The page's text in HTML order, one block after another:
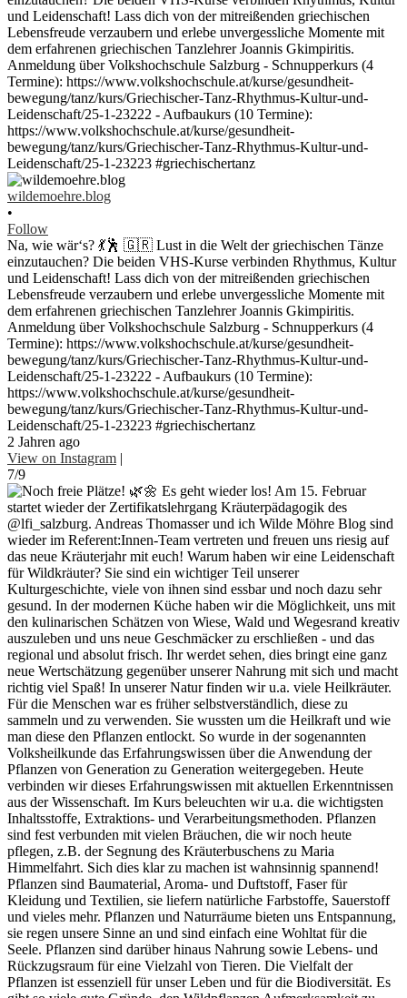
wildemoehre.blog
•
Follow
Na, wie wär‘s? 💃🕺 🇬🇷 Lust in die Welt der griechischen Tänze
einzutauchen? Die beiden VHS-Kurse verbinden Rhythmus, Kultur
und Leidenschaft! Lass dich von der mitreißenden griechischen
Lebensfreude verzaubern und erlebe unvergessliche Momente mit
dem erfahrenen griechischen Tanzlehrer Joannis Gkimpiritis.
Anmeldung über Volkshochschule Salzburg - Schnupperkurs (4
Termine): https://www.volkshochschule.at/kurse/gesundheit-
bewegung/tanz/kurs/Griechischer-Tanz-Rhythmus-Kultur-und-
Leidenschaft/25-1-23222 - Aufbaukurs (10 Termine):
https://www.volkshochschule.at/kurse/gesundheit-
bewegung/tanz/kurs/Griechischer-Tanz-Rhythmus-Kultur-und-
Leidenschaft/25-1-23223 #griechischertanz
2 Jahren ago
View on Instagram |
7/9